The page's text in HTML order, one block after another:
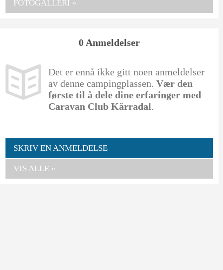
FOTOGALLERI »
0 Anmeldelser
Det er ennå ikke gitt noen anmeldelser
av denne campingplassen. Vær den
første til å dele dine erfaringer med
Caravan Club Kärradal.
SKRIV EN ANMELDELSE
VIS ALLE »